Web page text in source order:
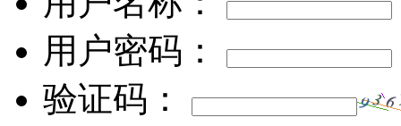
用户密码：
验证码：